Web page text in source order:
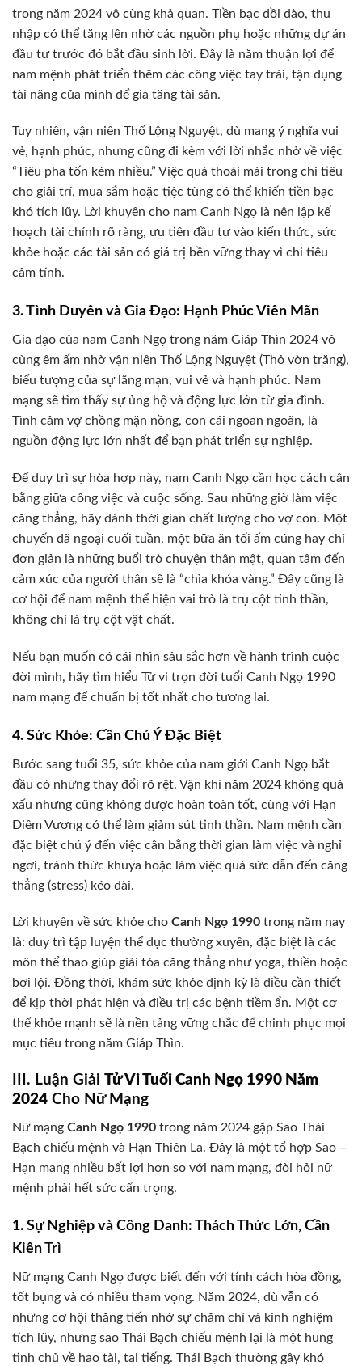
trong năm 2024 vô cùng khả quan. Tiền bạc dồi dào, thu
nhập có thể tăng lên nhờ các nguồn phụ hoặc những dự án
đầu tư trước đó bắt đầu sinh lời. Đây là năm thuận lợi để
nam mệnh phát triển thêm các công việc tay trái, tận dụng
tài năng của mình để gia tăng tài sản.
Tuy nhiên, vận niên Thố Lộng Nguyệt, dù mang ý nghĩa vui
vẻ, hạnh phúc, nhưng cũng đi kèm với lời nhắc nhở về việc
“Tiêu pha tốn kém nhiều.” Việc quá thoải mái trong chi tiêu
cho giải trí, mua sắm hoặc tiệc tùng có thể khiến tiền bạc
khó tích lũy. Lời khuyên cho nam Canh Ngọ là nên lập kế
hoạch tài chính rõ ràng, ưu tiên đầu tư vào kiến thức, sức
khỏe hoặc các tài sản có giá trị bền vững thay vì chi tiêu
cảm tính.
3. Tình Duyên và Gia Đạo: Hạnh Phúc Viên Mãn
Gia đạo của nam Canh Ngọ trong năm Giáp Thìn 2024 vô
cùng êm ấm nhờ vận niên Thố Lộng Nguyệt (Thỏ vờn trăng),
biểu tượng của sự lãng mạn, vui vẻ và hạnh phúc. Nam
mạng sẽ tìm thấy sự ủng hộ và động lực lớn từ gia đình.
Tình cảm vợ chồng mặn nồng, con cái ngoan ngoãn, là
nguồn động lực lớn nhất để bạn phát triển sự nghiệp.
Để duy trì sự hòa hợp này, nam Canh Ngọ cần học cách cân
bằng giữa công việc và cuộc sống. Sau những giờ làm việc
căng thẳng, hãy dành thời gian chất lượng cho vợ con. Một
chuyến dã ngoại cuối tuần, một bữa ăn tối ấm cúng hay chỉ
đơn giản là những buổi trò chuyện thân mật, quan tâm đến
cảm xúc của người thân sẽ là “chìa khóa vàng.” Đây cũng là
cơ hội để nam mệnh thể hiện vai trò là trụ cột tinh thần,
không chỉ là trụ cột vật chất.
Nếu bạn muốn có cái nhìn sâu sắc hơn về hành trình cuộc
đời mình, hãy tìm hiểu Tử vi trọn đời tuổi Canh Ngọ 1990
nam mạng để chuẩn bị tốt nhất cho tương lai.
4. Sức Khỏe: Cần Chú Ý Đặc Biệt
Bước sang tuổi 35, sức khỏe của nam giới Canh Ngọ bắt
đầu có những thay đổi rõ rệt. Vận khí năm 2024 không quá
xấu nhưng cũng không được hoàn toàn tốt, cùng với Hạn
Diêm Vương có thể làm giảm sút tinh thần. Nam mệnh cần
đặc biệt chú ý đến việc cân bằng thời gian làm việc và nghỉ
ngơi, tránh thức khuya hoặc làm việc quá sức dẫn đến căng
thẳng (stress) kéo dài.
Lời khuyên về sức khỏe cho Canh Ngọ 1990 trong năm nay
là: duy trì tập luyện thể dục thường xuyên, đặc biệt là các
môn thể thao giúp giải tỏa căng thẳng như yoga, thiền hoặc
bơi lội. Đồng thời, khám sức khỏe định kỳ là điều cần thiết
để kịp thời phát hiện và điều trị các bệnh tiềm ẩn. Một cơ
thể khỏe mạnh sẽ là nền tảng vững chắc để chinh phục mọi
mục tiêu trong năm Giáp Thìn.
III. Luận Giải Tử Vi Tuổi Canh Ngọ 1990 Năm
2024 Cho Nữ Mạng
Nữ mạng Canh Ngọ 1990 trong năm 2024 gặp Sao Thái
Bạch chiếu mệnh và Hạn Thiên La. Đây là một tổ hợp Sao –
Hạn mang nhiều bất lợi hơn so với nam mạng, đòi hỏi nữ
mệnh phải hết sức cẩn trọng.
1. Sự Nghiệp và Công Danh: Thách Thức Lớn, Cần
Kiên Trì
Nữ mạng Canh Ngọ được biết đến với tính cách hòa đồng,
tốt bụng và có nhiều tham vọng. Năm 2024, dù vẫn có
những cơ hội thăng tiến nhờ sự chăm chỉ và kinh nghiệm
tích lũy, nhưng sao Thái Bạch chiếu mệnh lại là một hung
tinh chủ về hao tài, tai tiếng. Thái Bạch thường gây khó